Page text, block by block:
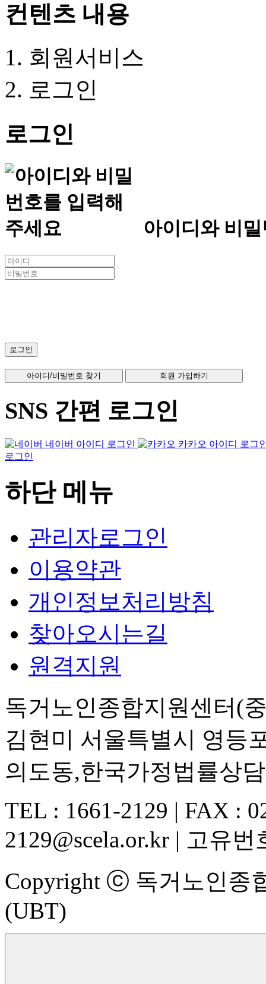
컨텐츠 내용
회원서비스
로그인
로그인
아이디와 비
SNS 간편 로그인
네이버 아이디 로그인
카카오 아이디 로그
로그인
하단 메뉴
관리자로그인
이용약관
개인정보처리방침
찾아오시는길
원격지원
독거노인종합지원센터(
김현미 서울특별시 영등
의도동,한국가정법률상
TEL : 1661-2129 | FAX :
2129@scela.or.kr | 고유번
Copyright ⓒ 독거노인종
(UBT)